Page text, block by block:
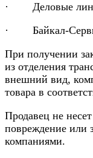
· Деловые
· Байкал-
При получении
из отделения
внешний вид,
товара в
Продавец не
повреждение или
компаниями.